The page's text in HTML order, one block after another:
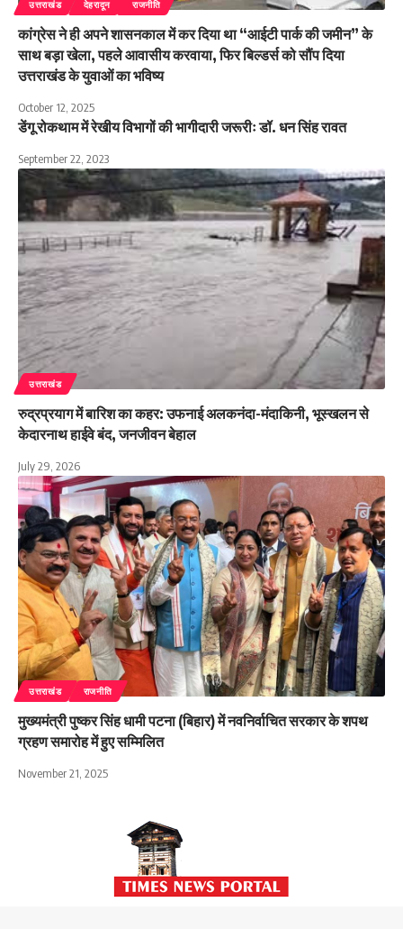
उत्तराखंड देहरादून राजनीति
कांग्रेस ने ही अपने शासनकाल में कर दिया था “आईटी पार्क की जमीन” के
साथ बड़ा खेला, पहले आवासीय करवाया, फिर बिल्डर्स को सौंप दिया
उत्तराखंड के युवाओं का भविष्य
October 12, 2025
डेंगू रोकथाम में रेखीय विभागों की भागीदारी जरूरीः डॉ. धन सिंह रावत
September 22, 2023
उत्तराखंड
रुद्रप्रयाग में बारिश का कहर: उफनाई अलकनंदा-मंदाकिनी, भूस्खलन से
केदारनाथ हाईवे बंद, जनजीवन बेहाल
July 29, 2026
उत्तराखंड राजनीति
मुख्यमंत्री पुष्कर सिंह धामी पटना (बिहार) में नवनिर्वाचित सरकार के शपथ
ग्रहण समारोह में हुए सम्मिलित
November 21, 2025